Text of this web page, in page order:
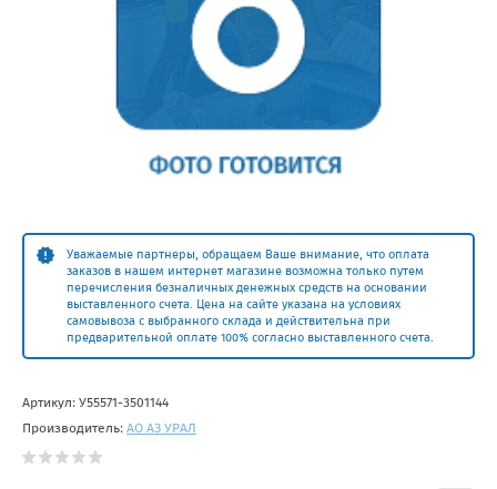
Уважаемые партнеры, обращаем Ваше внимание, что оплата
заказов в нашем интернет магазине возможна только путем
перечисления безналичных денежных средств на основании
выставленного счета. Цена на сайте указана на условиях
самовывоза с выбранного склада и действительна при
предварительной оплате 100% согласно выставленного счета.
Артикул: У55571-3501144
Производитель: АО АЗ УРАЛ